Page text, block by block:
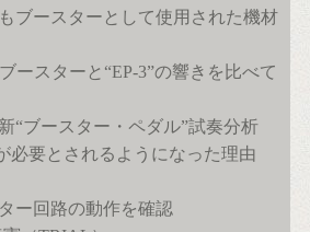
もブースターとして使用された機材
ブースターと“EP-3”の響きを比べて
“ブースター・ペダル”試奏分析
必要とされるようになった理由
ー回路の動作を確認